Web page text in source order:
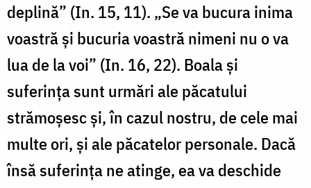
deplină” (In. 15, 11). „Se va bucura inima
voastră şi bucuria voastră nimeni nu o va
lua de la voi” (In. 16, 22). Boala și
suferința sunt urmări ale păcatului
strămoșesc și, în cazul nostru, de cele mai
multe ori, și ale păcatelor personale. Dacă
însă suferința ne atinge, ea va deschide